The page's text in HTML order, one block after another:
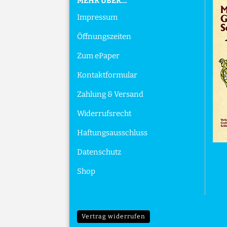
Impressum
Öffnungszeiten
Zum ePaper
Kontaktformular
Zahlung & Versand
Widerrufsrecht
Haftungsausschluss
Datenschutz
Shop
Vertrag widerrufen